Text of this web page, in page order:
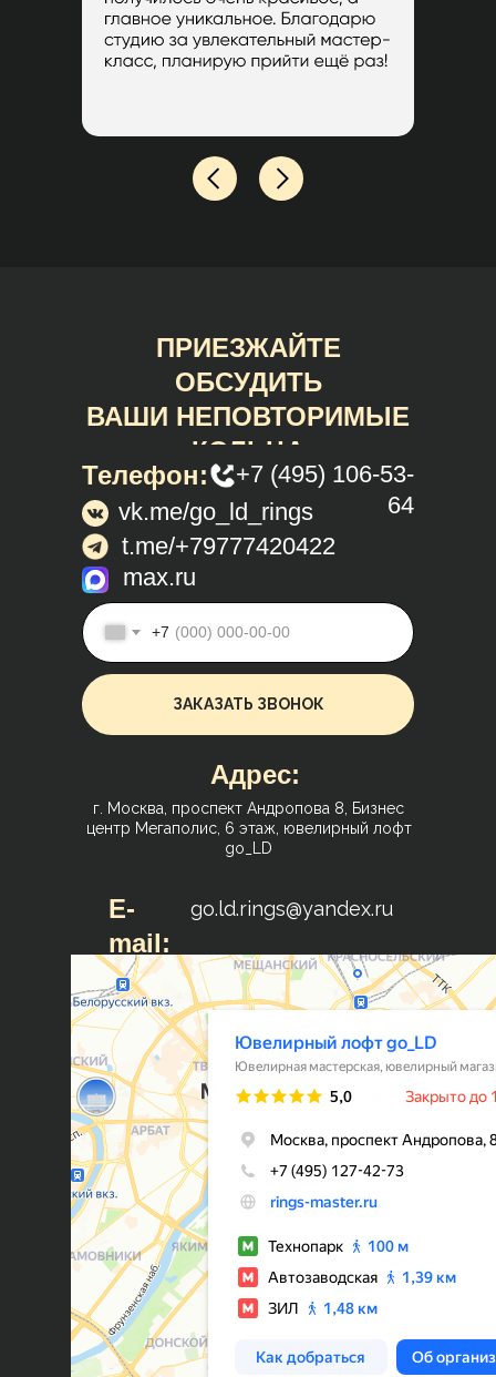
ПРИЕЗЖАЙТЕ
ОБСУДИТЬ
ВАШИ НЕПОВТОРИМЫЕ
КОЛЬЦА
Телефон:
+7 (495) 106-53-
64
vk.me/go_ld_rings
Адрес:
г. Москва, проспект Андропова 8, Бизнес
центр Мегаполис, 6 этаж, ювелирный лофт
go_LD
E-
mail:
go.ld.rings@yandex.ru
t.me/+79777420422
max.ru
+7
ЗАКАЗАТЬ ЗВОНОК